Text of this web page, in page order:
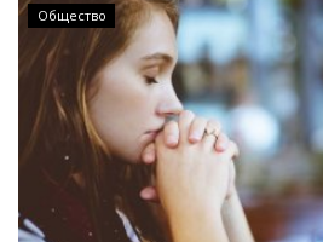
Общество